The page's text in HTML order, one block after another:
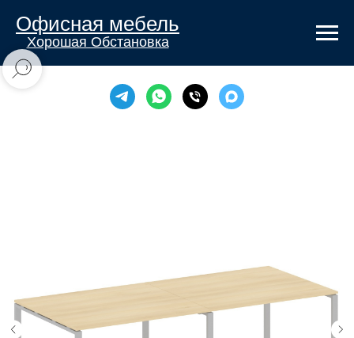
Офисная мебель
Хорошая Обстановка